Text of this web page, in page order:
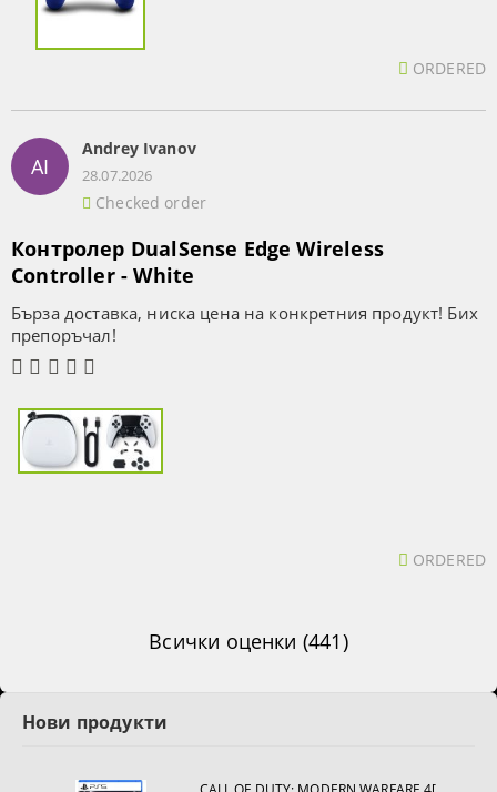
ORDERED
AI
Andrey Ivanov
28.07.2026
Checked order
Контролер DualSense Edge Wireless
Controller - White
Бърза доставка, ниска цена на конкретния продукт! Бих
препоръчал!
ORDERED
Всички оценки (441)
Нови продукти